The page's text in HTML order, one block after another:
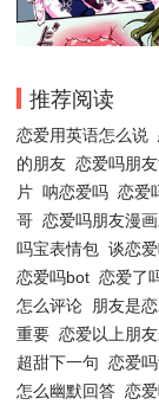
推荐阅读
恋爱用英语怎么说
的朋友 恋爱吗朋
片 呐恋爱吗 恋爱
哥 恋爱吗朋友漫
吗宝表情包 谈恋
恋爱吗bot 恋爱了
怎么评论
朋友是
重要 恋爱以上朋
超甜下一句 恋爱
怎么幽默回答 恋